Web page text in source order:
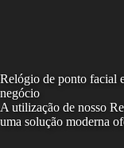
Relógio de ponto facial
negócio
A utilização de nosso
uma solução moderna